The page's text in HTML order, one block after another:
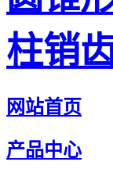
柱销
网站首页
产品中心